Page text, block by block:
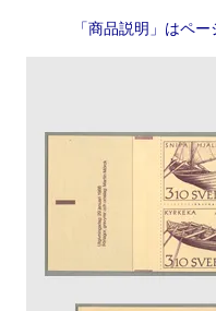
「商品説明」はペ